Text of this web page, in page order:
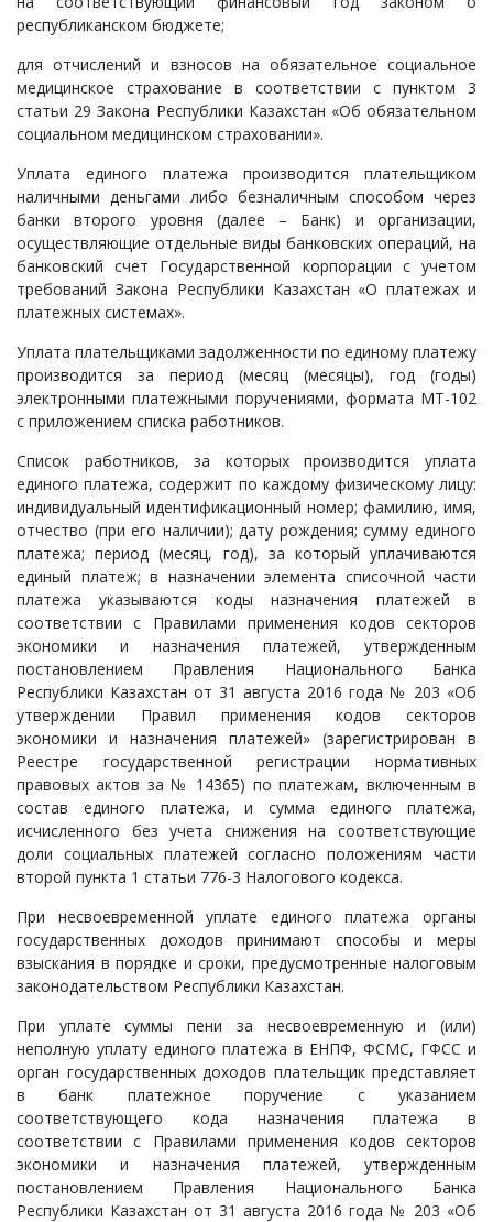
республиканском бюджете;
для отчислений и взносов на обязательное социальное
медицинское страхование в соответствии с пунктом 3
статьи 29 Закона Республики Казахстан «Об обязательном
социальном медицинском страховании».
Уплата единого платежа производится плательщиком
наличными деньгами либо безналичным способом через
банки второго уровня (далее – Банк) и организации,
осуществляющие отдельные виды банковских операций, на
банковский счет Государственной корпорации с учетом
требований Закона Республики Казахстан «О платежах и
платежных системах».
Уплата плательщиками задолженности по единому платежу
производится за период (месяц (месяцы), год (годы)
электронными платежными поручениями, формата МТ-102
с приложением списка работников.
Список работников, за которых производится уплата
единого платежа, содержит по каждому физическому лицу:
индивидуальный идентификационный номер; фамилию, имя,
отчество (при его наличии); дату рождения; сумму единого
платежа; период (месяц, год), за который уплачиваются
единый платеж; в назначении элемента списочной части
платежа указываются коды назначения платежей в
соответствии с Правилами применения кодов секторов
экономики и назначения платежей, утвержденным
постановлением Правления Национального Банка
Республики Казахстан от 31 августа 2016 года № 203 «Об
утверждении Правил применения кодов секторов
экономики и назначения платежей» (зарегистрирован в
Реестре государственной регистрации нормативных
правовых актов за № 14365) по платежам, включенным в
состав единого платежа, и сумма единого платежа,
исчисленного без учета снижения на соответствующие
доли социальных платежей согласно положениям части
второй пункта 1 статьи 776-3 Налогового кодекса.
При несвоевременной уплате единого платежа органы
государственных доходов принимают способы и меры
взыскания в порядке и сроки, предусмотренные налоговым
законодательством Республики Казахстан.
При уплате суммы пени за несвоевременную и (или)
неполную уплату единого платежа в ЕНПФ, ФСМС, ГФСС и
орган государственных доходов плательщик представляет
в банк платежное поручение с указанием
соответствующего кода назначения платежа в
соответствии с Правилами применения кодов секторов
экономики и назначения платежей, утвержденным
постановлением Правления Национального Банка
Республики Казахстан от 31 августа 2016 года № 203 «Об